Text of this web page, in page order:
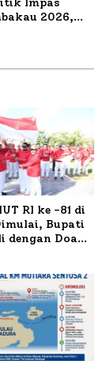
2026,
RI ke -81 di
Bupati
dengan Doa